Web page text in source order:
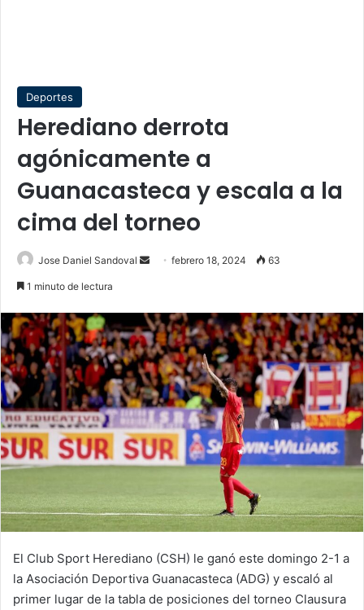
Deportes
Herediano derrota
agónicamente a
Guanacasteca y escala a la
cima del torneo
Jose Daniel Sandoval
Sendfebrero 18, 2024 63
1 minuto de lectura
El Club Sport Herediano (CSH) le ganó este domingo 2-1 a
la Asociación Deportiva Guanacasteca (ADG) y escaló al
primer lugar de la tabla de posiciones del torneo Clausura